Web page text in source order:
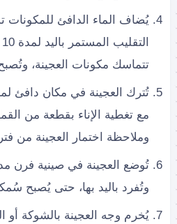
يُضاف الماء الدافئ للمكونات
تتماسك مكونات العجينة، وتُصبح
تُترك العجينة في مكان دافئ
مع تغطية الإناء بقطعة من
وملاحظة اختمار العجينة من
تُوضع العجينة في صينية فرن
وتُفرد باليد بها، حتى يُصبح
يُخرم وجه العجينة بالشوكة أو